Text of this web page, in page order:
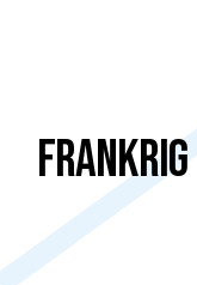
Frankrig